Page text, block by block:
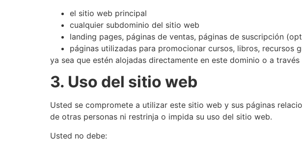
el sitio web principal
cualquier subdominio del sitio web
landing pages, páginas de ventas, páginas de suscripción
páginas utilizadas para promocionar cursos, libros, recursos
ya sea que estén alojadas directamente en este dominio o a
3. Uso del sitio web
Usted se compromete a utilizar este sitio web y sus páginas
de otras personas ni restrinja o impida su uso del sitio web.
Usted no debe: